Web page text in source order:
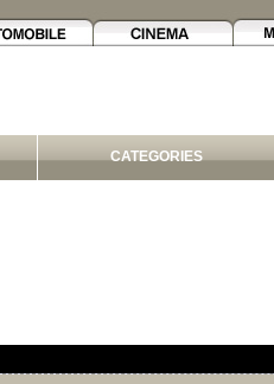
CATEGORIES